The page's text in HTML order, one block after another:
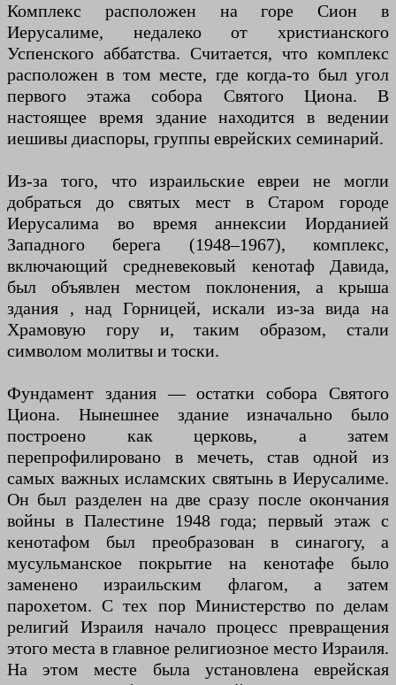
Комплекс расположен на горе Сион в
Иерусалиме, недалеко от христианского
Успенского аббатства. Считается, что комплекс
расположен в том месте, где когда-то был угол
первого этажа собора Святого Циона. В
настоящее время здание находится в ведении
иешивы диаспоры, группы еврейских семинарий.
Из-за того, что израильские евреи не могли
добраться до святых мест в Старом городе
Иерусалима во время аннексии Иорданией
Западного берега (1948–1967), комплекс,
включающий средневековый кенотаф Давида,
был объявлен местом поклонения, а крыша
здания , над Горницей, искали из-за вида на
Храмовую гору и, таким образом, стали
символом молитвы и тоски.
Фундамент здания — остатки собора Святого
Циона. Нынешнее здание изначально было
построено как церковь, а затем
перепрофилировано в мечеть, став одной из
самых важных исламских святынь в Иерусалиме.
Он был разделен на две сразу после окончания
войны в Палестине 1948 года; первый этаж с
кенотафом был преобразован в синагогу, а
мусульманское покрытие на кенотафе было
заменено израильским флагом, а затем
парохетом. С тех пор Министерство по делам
религий Израиля начало процесс превращения
этого места в главное религиозное место Израиля.
На этом месте была установлена ​​еврейская